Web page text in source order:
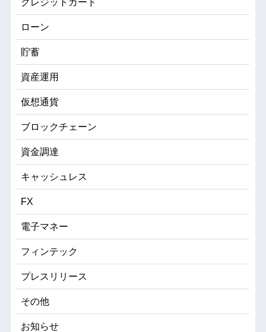
ローン
貯蓄
資産運用
仮想通貨
ブロックチェーン
資金調達
キャッシュレス
FX
電子マネー
フィンテック
プレスリリース
その他
お知らせ